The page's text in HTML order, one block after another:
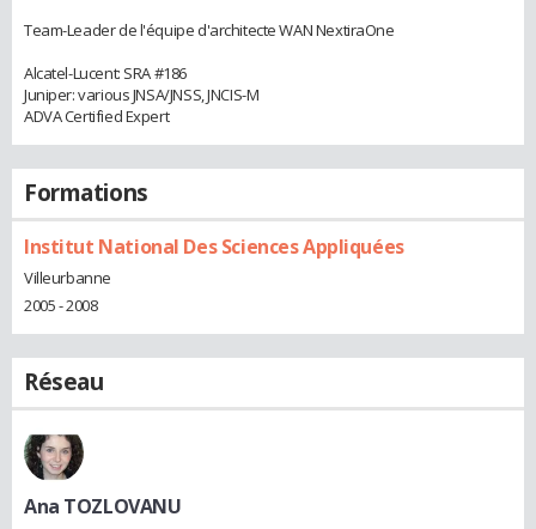
Team-Leader de l'équipe d'architecte WAN NextiraOne
Alcatel-Lucent: SRA #186
Juniper: various JNSA/JNSS, JNCIS-M
ADVA Certified Expert
Formations
Institut National Des Sciences Appliquées
Villeurbanne
2005 - 2008
Réseau
Ana TOZLOVANU